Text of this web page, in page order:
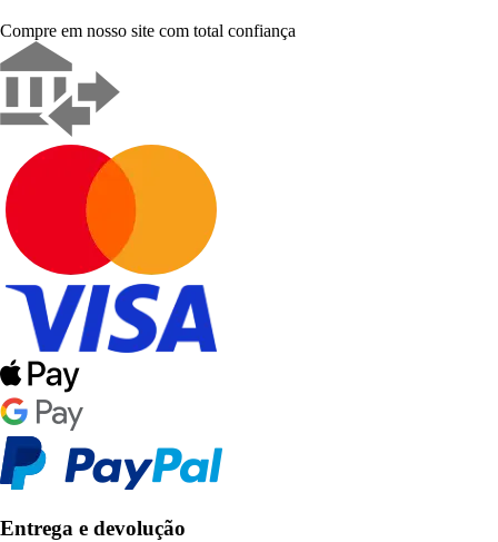
Compre em nosso site com total confiança
Entrega e devolução